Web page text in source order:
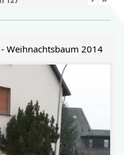
Weihnachtsbaum 2014